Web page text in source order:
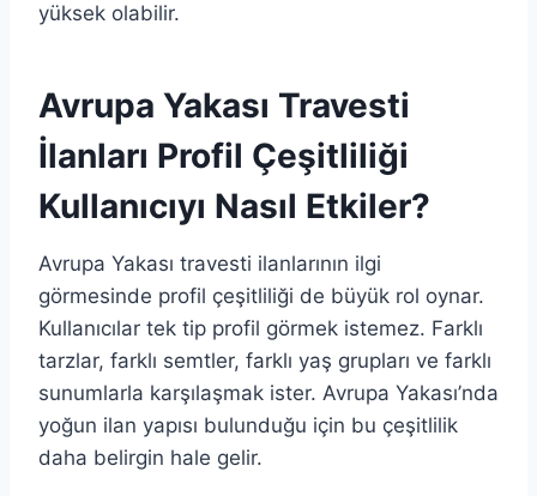
yüksek olabilir.
Avrupa Yakası Travesti
İlanları Profil Çeşitliliği
Kullanıcıyı Nasıl Etkiler?
Avrupa Yakası travesti ilanlarının ilgi
görmesinde profil çeşitliliği de büyük rol oynar.
Kullanıcılar tek tip profil görmek istemez. Farklı
tarzlar, farklı semtler, farklı yaş grupları ve farklı
sunumlarla karşılaşmak ister. Avrupa Yakası’nda
yoğun ilan yapısı bulunduğu için bu çeşitlilik
daha belirgin hale gelir.